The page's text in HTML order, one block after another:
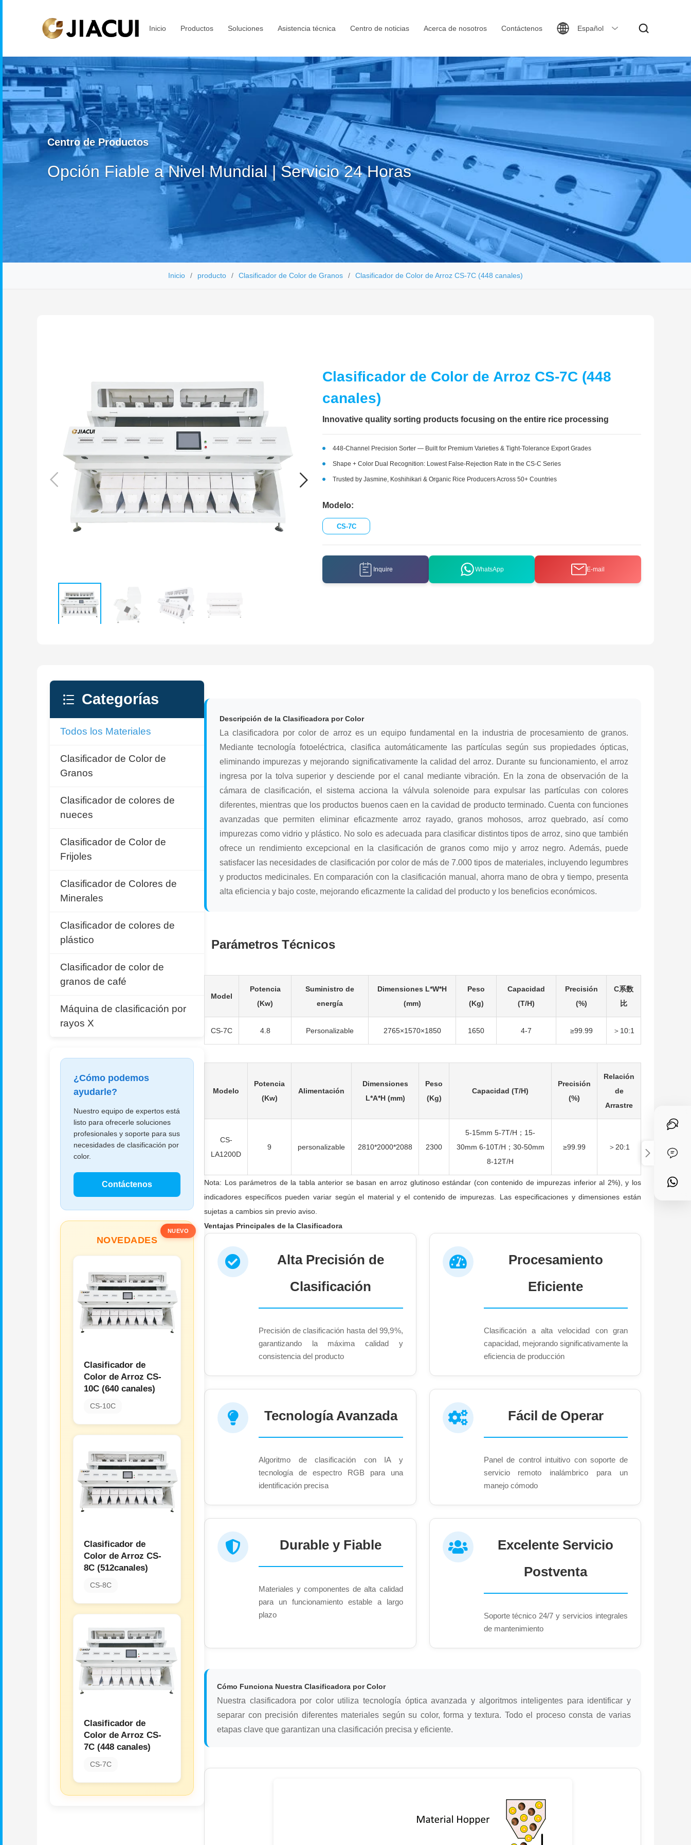
Español
Inicio Productos Soluciones Asistencia técnica Centro de noticias Acerca de nosotros Contáctenos
Centro de Productos
Opción Fiable a Nivel Mundial | Servicio 24 Horas
Inicio producto Clasificador de Color de Granos Clasificador de Color de Arroz CS-7C (448 canales)
Clasificador de Color de Arroz CS-7C (448
canales)
Innovative quality sorting products focusing on the entire rice processing
448-Channel Precision Sorter — Built for Premium Varieties & Tight-Tolerance Export Grades
Shape + Color Dual Recognition: Lowest False-Rejection Rate in the CS-C Series
Trusted by Jasmine, Koshihikari & Organic Rice Producers Across 50+ Countries
Modelo:
CS-7C
Inquire WhatsApp E-mail
Categorías
Todos los Materiales
Clasificador de Color de
Granos
Clasificador de colores de
nueces
Clasificador de Color de
Frijoles
Clasificador de Colores de
Minerales
Clasificador de colores de
plástico
Clasificador de color de
granos de café
Máquina de clasificación por
rayos X
¿Cómo podemos
ayudarle?
Nuestro equipo de expertos está
listo para ofrecerle soluciones
profesionales y soporte para sus
necesidades de clasificación por
color.
Contáctenos
NOVEDADES
NUEVO
Clasificador de
Color de Arroz CS-
10C (640 canales)
CS-10C
Clasificador de
Color de Arroz CS-
8C (512canales)
CS-8C
Clasificador de
Color de Arroz CS-
7C (448 canales)
CS-7C
Descripción de la Clasificadora por Color
La clasificadora por color de arroz es un equipo fundamental en la industria de procesamiento de granos.
Mediante tecnología fotoeléctrica, clasifica automáticamente las partículas según sus propiedades ópticas,
eliminando impurezas y mejorando significativamente la calidad del arroz. Durante su funcionamiento, el arroz
ingresa por la tolva superior y desciende por el canal mediante vibración. En la zona de observación de la
cámara de clasificación, el sistema acciona la válvula solenoide para expulsar las partículas con colores
diferentes, mientras que los productos buenos caen en la cavidad de producto terminado. Cuenta con funciones
avanzadas que permiten eliminar eficazmente arroz rayado, granos mohosos, arroz quebrado, así como
impurezas como vidrio y plástico. No solo es adecuada para clasificar distintos tipos de arroz, sino que también
ofrece un rendimiento excepcional en la clasificación de granos como mijo y arroz negro. Además, puede
satisfacer las necesidades de clasificación por color de más de 7.000 tipos de materiales, incluyendo legumbres
y productos medicinales. En comparación con la clasificación manual, ahorra mano de obra y tiempo, presenta
alta eficiencia y bajo coste, mejorando eficazmente la calidad del producto y los beneficios económicos.
Parámetros Técnicos
Model
Potencia
(Kw)
Suministro de
energía
Dimensiones L*W*H
(mm)
Peso
(Kg)
Capacidad
(T/H)
Precisión
(%)
C系数
比
CS-7C 4.8 Personalizable 2765×1570×1850 1650 4-7 ≥99.99 ＞10:1
Modelo
Potencia
(Kw)
Alimentación
Dimensiones
L*A*H (mm)
Peso
(Kg)
Capacidad (T/H)
Precisión
(%)
Relación
de
Arrastre
CS-
LA1200D
9 personalizable 2810*2000*2088 2300
5-15mm 5-7T/H；15-
30mm 6-10T/H；30-50mm
8-12T/H
≥99.99 ＞20:1
Nota: Los parámetros de la tabla anterior se basan en arroz glutinoso estándar (con contenido de impurezas inferior al 2%), y los
indicadores específicos pueden variar según el material y el contenido de impurezas. Las especificaciones y dimensiones están
sujetas a cambios sin previo aviso.
Ventajas Principales de la Clasificadora
Alta Precisión de
Clasificación
Precisión de clasificación hasta del 99,9%,
garantizando la máxima calidad y
consistencia del producto
Procesamiento
Eficiente
Clasificación a alta velocidad con gran
capacidad, mejorando significativamente la
eficiencia de producción
Tecnología Avanzada
Algoritmo de clasificación con IA y
tecnología de espectro RGB para una
identificación precisa
Fácil de Operar
Panel de control intuitivo con soporte de
servicio remoto inalámbrico para un
manejo cómodo
Durable y Fiable
Materiales y componentes de alta calidad
para un funcionamiento estable a largo
plazo
Excelente Servicio
Postventa
Soporte técnico 24/7 y servicios integrales
de mantenimiento
Cómo Funciona Nuestra Clasificadora por Color
Nuestra clasificadora por color utiliza tecnología óptica avanzada y algoritmos inteligentes para identificar y
separar con precisión diferentes materiales según su color, forma y textura. Todo el proceso consta de varias
etapas clave que garantizan una clasificación precisa y eficiente.